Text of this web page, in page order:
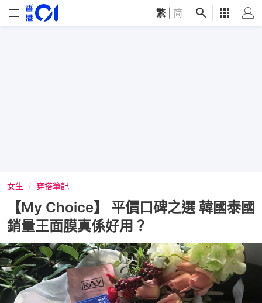
繁 简
女生 穿搭筆記
【My Choice】 平價口碑之選 韓國泰國
銷量王面膜真係好用？